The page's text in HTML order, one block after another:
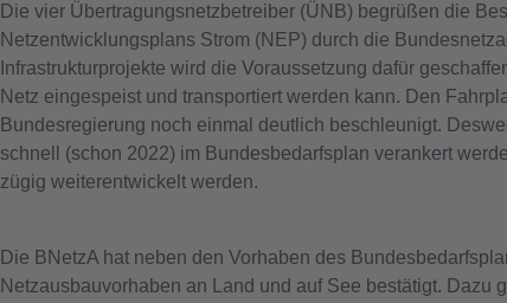
Die vier Übertragungsnetzbetreiber (ÜNB) begrüßen die
Netzentwicklungsplans Strom (NEP) durch die
Infrastrukturprojekte wird die Voraussetzung dafür
Netz eingespeist und transportiert werden kann. Den
Bundesregierung noch einmal deutlich beschleunigt.
schnell (schon 2022) im Bundesbedarfsplan verankert
zügig weiterentwickelt werden.
Die BNetzA hat neben den Vorhaben des
Netzausbauvorhaben an Land und auf See bestätigt. Dazu